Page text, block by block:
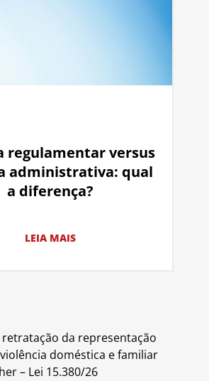
regulamentar versus
administrativa: qual
a diferença?
LEIA MAIS
da representação
doméstica e familiar
– Lei 15.380/26